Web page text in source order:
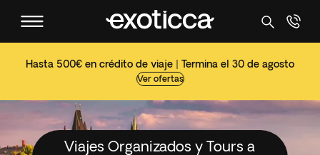
Hasta 500€ en crédito de viaje | Termina el 30 de agosto
Ver ofertas
Viajes Organizados y Tours a